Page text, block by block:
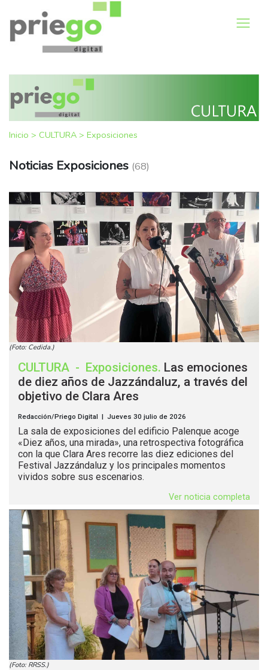
Inicio > CULTURA > Exposiciones
Noticias Exposiciones (68)
(Foto: Cedida.)
CULTURA - Exposiciones. Las emociones
de diez años de Jazzándaluz, a través del
objetivo de Clara Ares
Redacción/Priego Digital | Jueves 30 julio de 2026
La sala de exposiciones del edificio Palenque acoge
«Diez años, una mirada», una retrospectiva fotográfica
con la que Clara Ares recorre las diez ediciones del
Festival Jazzándaluz y los principales momentos
vividos sobre sus escenarios.
Ver noticia completa
(Foto: RRSS.)